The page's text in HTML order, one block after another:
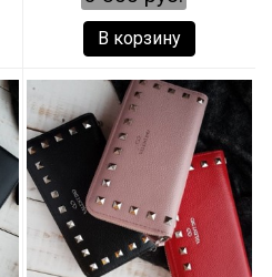
В корзину